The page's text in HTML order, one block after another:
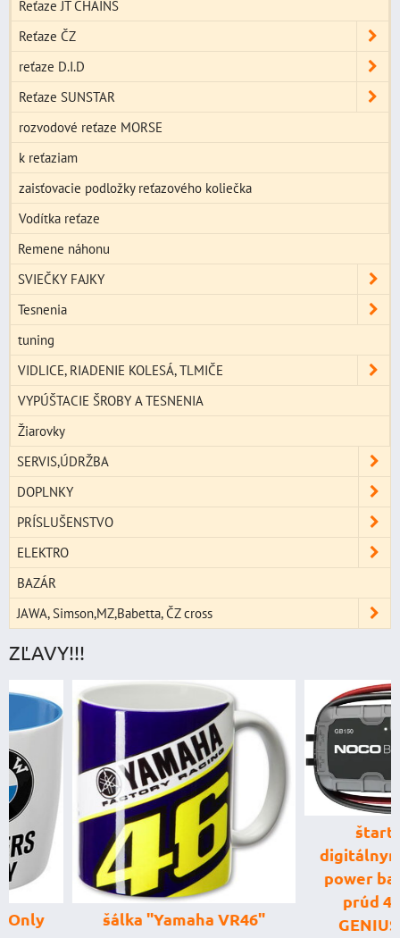
Reťaze JT CHAINS
Reťaze ČZ
reťaze D.I.D
Reťaze SUNSTAR
rozvodové reťaze MORSE
k reťaziam
zaisťovacie podložky reťazového koliečka
Vodítka reťaze
Remene náhonu
SVIEČKY FAJKY
Tesnenia
tuning
VIDLICE, RIADENIE KOLESÁ, TLMIČE
VYPÚŠTACIE ŠROBY A TESNENIA
Žiarovky
SERVIS,ÚDRŽBA
DOPLNKY
PRÍSLUŠENSTVO
ELEKTRO
BAZÁR
JAWA, Simson,MZ,Babetta, ČZ cross
ZĽAVY!!!
šálka "Yamaha VR46"
štartovací
digitálnym
power banka,
prúd 4000 A,
GENIUS BOOST